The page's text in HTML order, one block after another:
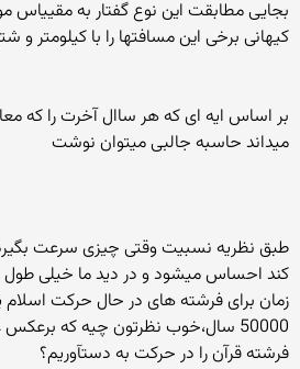
بجایی مطابقت این نوع گفتار به مقییاس
کیهانی برخی این مسافتها را با کیلومتر و
بر اساس ایه ای که هر ساال آخرت را که
میداند حاسبه جالبی میتوان نوشت
طبق نظریه نسبیت وقتی چیزی سرعت
کند احساس میشود و در دید ما خیلی
زمان برای فرشته های در حال حرکت
50000 سال،خوب نظرتون چیه که
فرشته قرآن را در حرکت به دستآوریم؟